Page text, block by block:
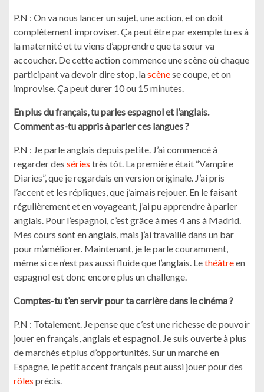
P.N : On va nous lancer un sujet, une action, et on doit
complètement improviser. Ça peut être par exemple tu es à
la maternité et tu viens d’apprendre que ta sœur va
accoucher. De cette action commence une scène où chaque
participant va devoir dire stop, lascènese coupe, et on
improvise. Ça peut durer 10 ou 15 minutes.
En plus du français, tu parles espagnol et l’anglais.
Comment as-tu appris à parler ces langues ?
P.N : Je parle anglais depuis petite. J’ai commencé à
regarder des séries très tôt. La première était “Vampire
Diaries”, que je regardais en version originale. J’ai pris
l’accent et les répliques, que j’aimais rejouer. En le faisant
régulièrement et en voyageant, j’ai pu apprendre à parler
anglais. Pour l’espagnol, c’est grâce à mes 4 ans à Madrid.
Mes cours sont en anglais, mais j’ai travaillé dans un bar
pour m’améliorer. Maintenant, je le parle couramment,
même si ce n’est pas aussi fluide que l’anglais. Lethéâtreen
espagnol est donc encore plus un challenge.
Comptes-tu t’en servir pour ta carrière dans le cinéma ?
P.N : Totalement. Je pense que c’est une richesse de pouvoir
jouer en français, anglais et espagnol. Je suis ouverte à plus
de marchés et plus d’opportunités. Sur un marché en
Espagne, le petit accent français peut aussi jouer pour des
rôles précis.